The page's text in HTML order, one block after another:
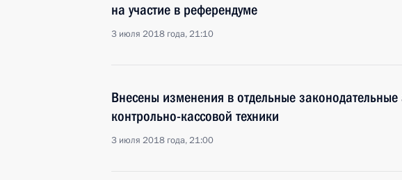
на участие в референдуме
3 июля 2018 года, 21:10
Внесены изменения в отдельные
контрольно-кассовой техники
3 июля 2018 года, 21:00